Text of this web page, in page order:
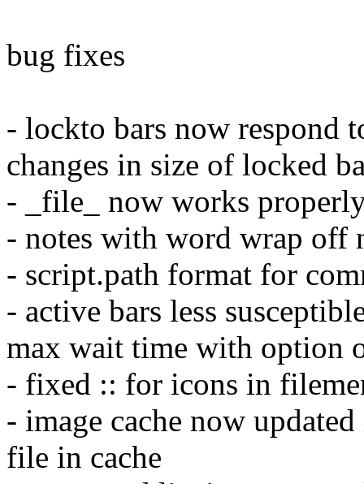
bug fixes
- lockto bars now respond
changes in size of locked
- _file_ now works
- notes with word wrap off
- script.path format for
- active bars less
max wait time with option
- fixed :: for icons in
- image cache now
file in cache